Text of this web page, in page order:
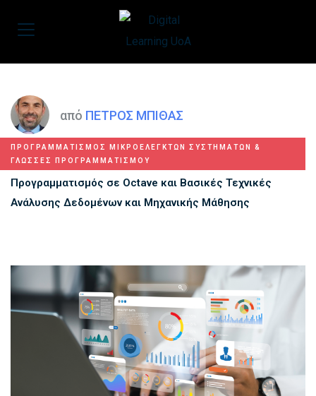
από ΠΕΤΡΟΣ ΜΠΙΘΑΣ
ΠΡΟΓΡΑΜΜΑΤΙΣΜΟΣ ΜΙΚΡΟΕΛΕΓΚΤΩΝ ΣΥΣΤΗΜΑΤΩΝ &
ΓΛΩΣΣΕΣ ΠΡΟΓΡΑΜΜΑΤΙΣΜΟΥ
Προγραμματισμός σε Octave και Βασικές Τεχνικές
Ανάλυσης Δεδομένων και Μηχανικής Μάθησης